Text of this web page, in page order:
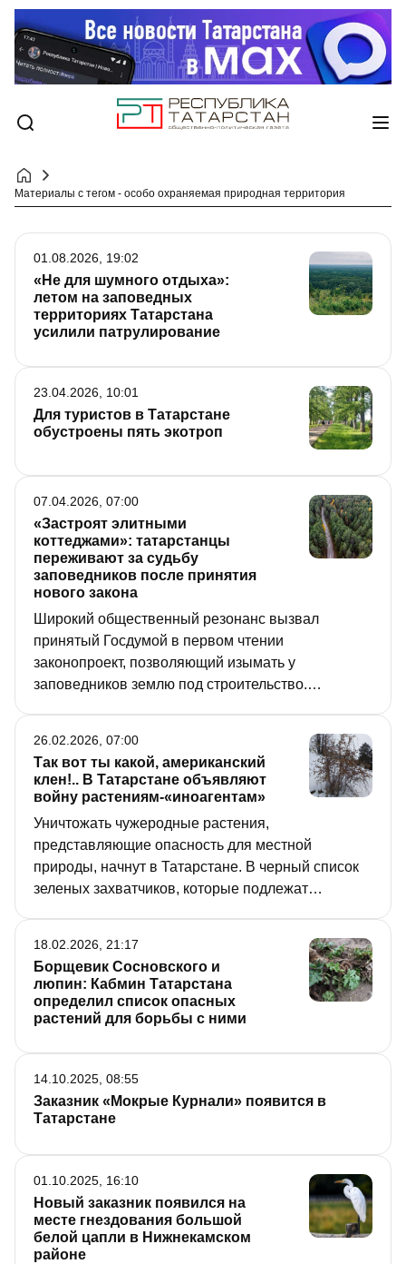
Материалы с тегом - особо охраняемая природная территория
«Не для шумного отдыха»:
летом на заповедных
территориях Татарстана
усилили патрулирование
01.08.2026, 19:02
Для туристов в Татарстане
обустроены пять экотроп
23.04.2026, 10:01
«Застроят элитными
коттеджами»: татарстанцы
переживают за судьбу
заповедников после принятия
нового закона
Широкий общественный резонанс вызвал
принятый Госдумой в первом чтении
законопроект, позволяющий изымать у
заповедников землю под строительство.
обоснуются там на законных основаниях. «РТ»
выслушала мнения по этому поводу
татарстанских экоактивистов и представителей
самих заповедников.
07.04.2026, 07:00
Так вот ты какой, американский
клен!.. В Татарстане объявляют
войну растениям-«иноагентам»
Уничтожать чужеродные растения,
представляющие опасность для местной
природы, начнут в Татарстане. В черный список
зеленых захватчиков, которые подлежат
приравняли к борщевику Сосновского. «РТ»
разбиралась, чем опасен клен и какие территории
он успел у нас захватить.
26.02.2026, 07:00
Борщевик Сосновского и
люпин: Кабмин Татарстана
определил список опасных
растений для борьбы с ними
18.02.2026, 21:17
Заказник «Мокрые Курнали» появится в
Татарстане
14.10.2025, 08:55
Новый заказник появился на
месте гнездования большой
белой цапли в Нижнекамском
районе
01.10.2025, 16:10